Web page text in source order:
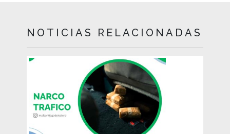
NOTICIAS RELACIONADAS